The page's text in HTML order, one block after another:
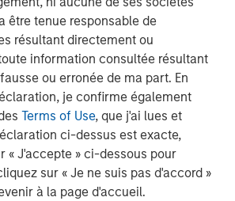
être tenue responsable de
résultant directement ou
information consultée résultant
ou erronée de ma part. En
je confirme également
Terms of Use, que j'ai lues et
ci-dessus est exacte,
« J'accepte » ci-dessous pour
sur « Je ne suis pas d'accord »
à la page d'accueil.
Executive Officer of Birch Equity
Rosen and his team have a
strategy for addressing the
businesses face when migrating
again, Fusion has demonstrated its
and integrated customer
the company as the ideal
are confident that the combination
will create significant value for our